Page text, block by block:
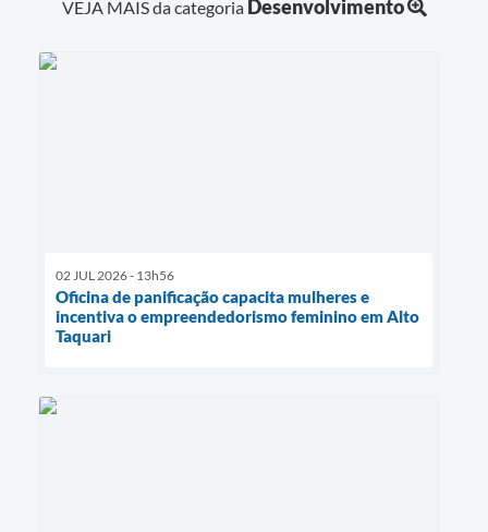
VEJA MAIS da categoria Desenvolvimento
02 JUL 2026 - 13h56
Oficina de panificação capacita mulheres e
incentiva o empreendedorismo feminino em Alto
Taquari